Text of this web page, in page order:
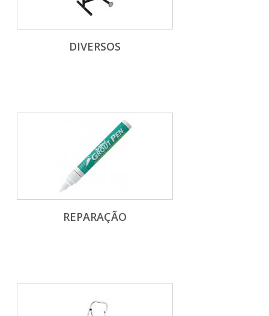
DIVERSOS
REPARAÇÃO